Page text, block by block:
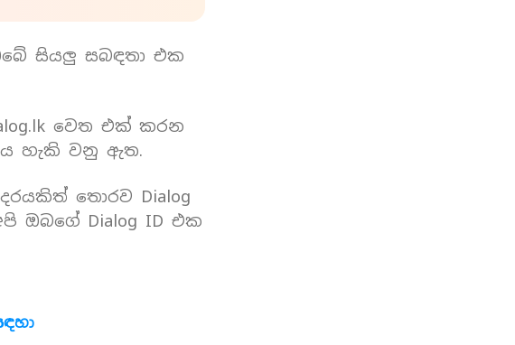
සියලු සබඳතා එක
වෙත එක් කරන
හැකි වනු ඇත.
තොරව Dialog
ඔබගේ Dialog ID එක